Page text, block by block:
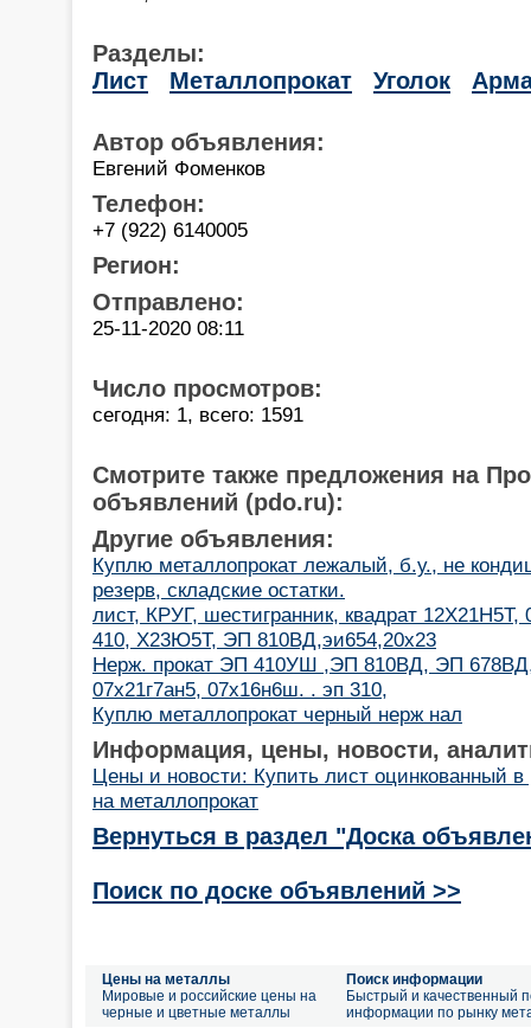
Разделы:
Лист
Металлопрокат Уголок
Автор объявления:
Евгений Фоменков
Телефон:
+7 (922) 6140005
Регион:
Отправлено:
25-11-2020 08:11
Число просмотров:
сегодня: 1, всего: 1591
Смотрите также предложения на
объявлений (pdo.ru):
Другие объявления:
Куплю металлопрокат лежалый, б.у., не
резерв, складские остатки.
лист, КРУГ, шестигранник, квадрат
410, Х23Ю5Т, ЭП 810ВД,эи654,20х23
Нерж. прокат ЭП 410УШ ,ЭП 810ВД, ЭП
07х21г7ан5, 07х16н6ш. . эп 310,
Куплю металлопрокат черный нерж нал
Информация, цены, новости,
Цены и новости: Купить лист оцинкованный в
на металлопрокат
Вернуться в раздел "Доска
Поиск по доске объявлений >>
Цены на металлы
Мировые и российские цены на
черные и цветные металлы
Поиск информации
Быстрый и качественный
информации по рынку